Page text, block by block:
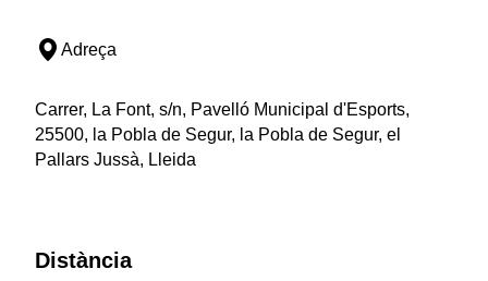
Adreça
Carrer, La Font, s/n, Pavelló Municipal d'Esports,
25500, la Pobla de Segur, la Pobla de Segur, el
Pallars Jussà, Lleida
Distància